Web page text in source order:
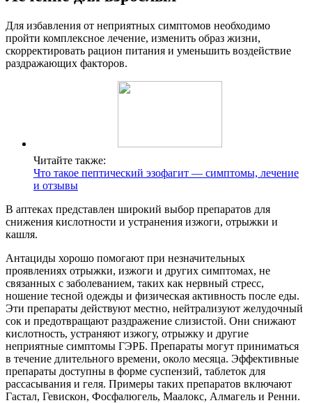
Для избавления от неприятных симптомов необходимо
пройти комплексное лечение, изменить образ жизни,
скорректировать рацион питания и уменьшить воздействие
раздражающих факторов.
Читайте также:
Что такое пептический эзофагит — симптомы, лечение
и отзывы
В аптеках представлен широкий выбор препаратов для
снижения кислотности и устранения изжоги, отрыжки и
кашля.
Антациды хорошо помогают при незначительных
проявлениях отрыжки, изжоги и других симптомах, не
связанных с заболеванием, таких как нервный стресс,
ношение тесной одежды и физическая активность после еды.
Эти препараты действуют местно, нейтрализуют желудочный
сок и предотвращают раздражение слизистой. Они снижают
кислотность, устраняют изжогу, отрыжку и другие
неприятные симптомы ГЭРБ. Препараты могут приниматься
в течение длительного времени, около месяца. Эффективные
препараты доступны в форме суспензий, таблеток для
рассасывания и геля. Примеры таких препаратов включают
Гастал, Гевискон, Фосфалюгель, Маалокс, Алмагель и Ренни.